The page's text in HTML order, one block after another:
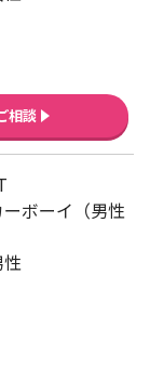
相談
ーボーイ（男性